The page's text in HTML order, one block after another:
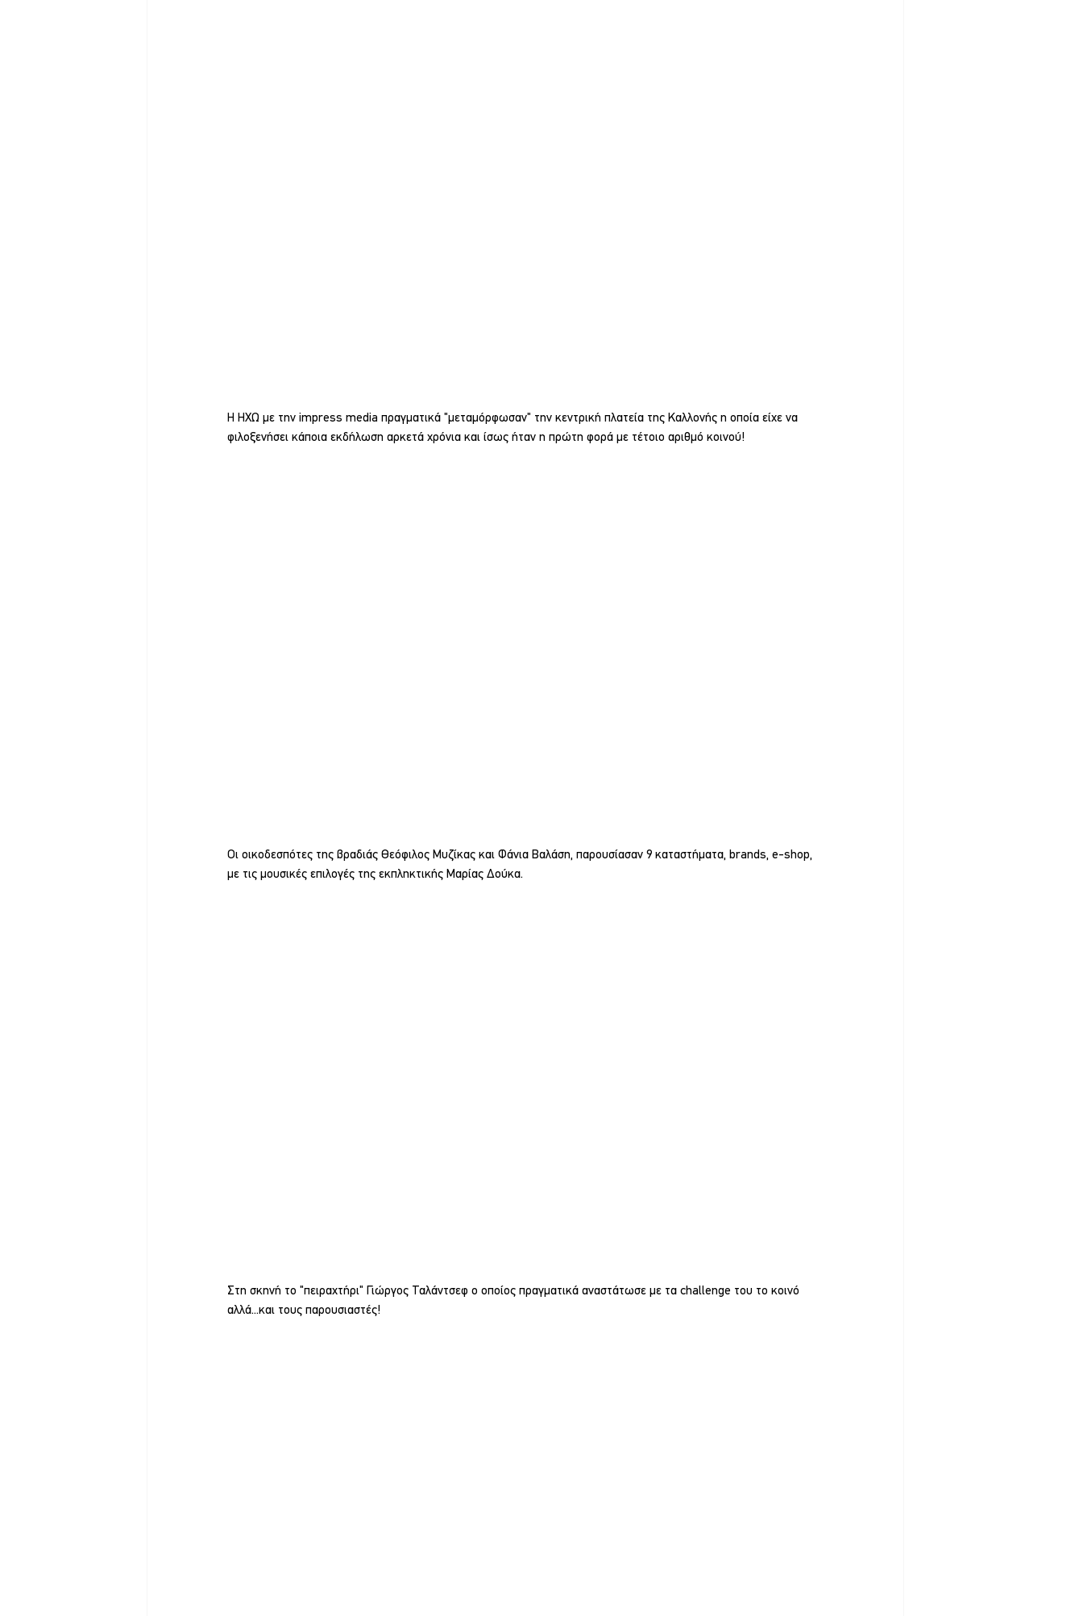
Η ΗΧΩ με την impress media πραγματικά "μεταμόρφωσαν" την κεντρική πλατεία της Καλλονής η οποία είχε να
φιλοξενήσει κάποια εκδήλωση αρκετά χρόνια και ίσως ήταν η πρώτη φορά με τέτοιο αριθμό κοινού!
Οι οικοδεσπότες της βραδιάς Θεόφιλος Μυζίκας και Φάνια Βαλάση, παρουσίασαν 9 καταστήματα, brands, e-shop,
με τις μουσικές επιλογές της εκπληκτικής Μαρίας Δούκα.
Στη σκηνή το "πειραχτήρι" Γιώργος Ταλάντσεφ ο οποίος πραγματικά αναστάτωσε με τα challenge του το κοινό
αλλά...και τους παρουσιαστές!